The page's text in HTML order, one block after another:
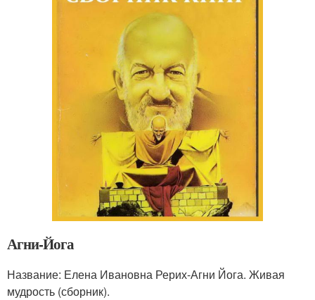
Агни-Йога
Название: Елена Ивановна Рерих-Агни Йога. Живая
мудрость (сборник).